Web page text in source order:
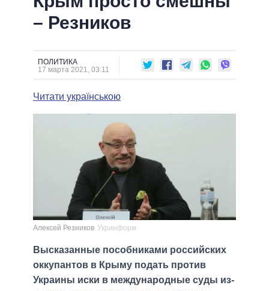
ОБЗОРЫ
ДАЙДЖЕСТЫ
ПРЕЗИДЕНТ И ОФИС
ВЕРХОВНАЯ РАДА
ГЛАВЫ ОБЛАДМИНИСТРАЦИЙ
МЭРЫ
ВСЕ ПЕРСОНЫ
ВИДЕО
СРАВНЕНИЕ ПОЛИТИКОВ
– Резников
ПОЛИТИКА
17 марта 2021, 03:11
Читати українською
Алексей Резников Укринформ
Высказанные пособниками российских
оккупантов в Крыму подать против
Украины иски в международные суды из-